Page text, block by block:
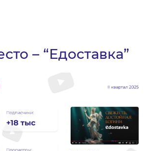
– “Едоставка”